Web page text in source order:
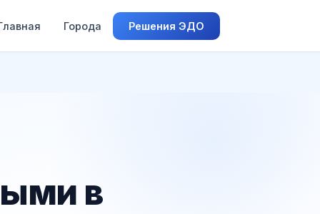
Города Решения ЭДО
в